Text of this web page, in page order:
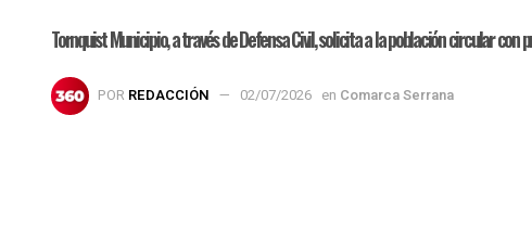
Tornquist Municipio, a través de Defensa Civil, solicita a la población circular
POR REDACCIÓN 02/07/2026 en Comarca Serrana